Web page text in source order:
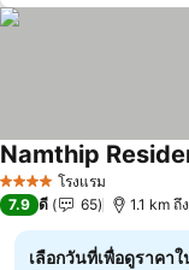
4 ดาว โรงแรม
Namthip
7.9 ดี 65 1.1 km ถึ
เลือกวันที่เพื่อดูราคา